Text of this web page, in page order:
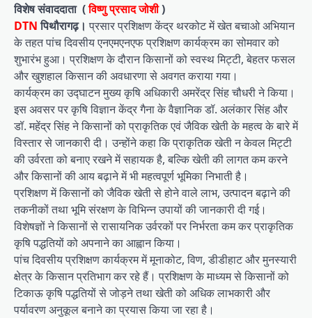
विशेष संवाददाता (विष्णु प्रसाद जोशी)
DTNपिथौरागढ़। प्रसार प्रशिक्षण केंद्र थरकोट में खेत बचाओ अभियान
के तहत पांच दिवसीय एनएमएनएफ प्रशिक्षण कार्यक्रम का सोमवार को
शुभारंभ हुआ। प्रशिक्षण के दौरान किसानों को स्वस्थ मिट्टी, बेहतर फसल
और खुशहाल किसान की अवधारणा से अवगत कराया गया।
कार्यक्रम का उद्घाटन मुख्य कृषि अधिकारी अमरेंद्र सिंह चौधरी ने किया।
इस अवसर पर कृषि विज्ञान केंद्र गैना के वैज्ञानिक डॉ. अलंकार सिंह और
डॉ. महेंद्र सिंह ने किसानों को प्राकृतिक एवं जैविक खेती के महत्व के बारे में
विस्तार से जानकारी दी। उन्होंने कहा कि प्राकृतिक खेती न केवल मिट्टी
की उर्वरता को बनाए रखने में सहायक है, बल्कि खेती की लागत कम करने
और किसानों की आय बढ़ाने में भी महत्वपूर्ण भूमिका निभाती है।
प्रशिक्षण में किसानों को जैविक खेती से होने वाले लाभ, उत्पादन बढ़ाने की
तकनीकों तथा भूमि संरक्षण के विभिन्न उपायों की जानकारी दी गई।
विशेषज्ञों ने किसानों से रासायनिक उर्वरकों पर निर्भरता कम कर प्राकृतिक
कृषि पद्धतियों को अपनाने का आह्वान किया।
पांच दिवसीय प्रशिक्षण कार्यक्रम में मूनाकोट, विण, डीडीहाट और मुनस्यारी
क्षेत्र के किसान प्रतिभाग कर रहे हैं। प्रशिक्षण के माध्यम से किसानों को
टिकाऊ कृषि पद्धतियों से जोड़ने तथा खेती को अधिक लाभकारी और
पर्यावरण अनुकूल बनाने का प्रयास किया जा रहा है।